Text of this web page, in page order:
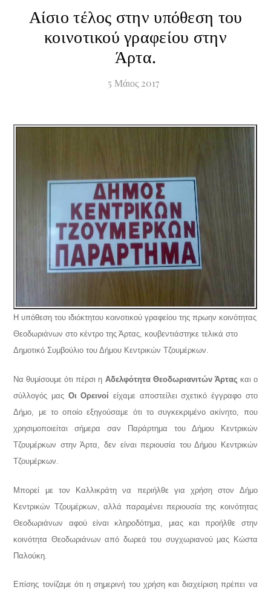
Αίσιο τέλος στην υπόθεση του
κοινοτικού γραφείου στην
Άρτα.
5 Μάιος 2017
Η υπόθεση του ιδιόκτητου κοινοτικού γραφείου της πρωην κοινότητας
Θεοδωριάνων στο κέντρο της Άρτας, κουβεντιάστηκε τελικά στο
Δημοτικό Συμβούλιο του Δήμου Κεντρικών Τζουμέρκων.
Να θυμίσουμε ότι πέρσι η Αδελφότητα Θεοδωριανιτών Άρτας και ο
σύλλογός μας Οι Ορεινοί είχαμε αποστείλει σχετικό έγγραφο στο
Δήμο, με το οποίο εξηγούσαμε ότι το συγκεκριμένο ακίνητο, που
χρησιμοποιείται σήμερα σαν Παράρτημα του Δήμου Κεντρικών
Τζουμέρκων στην Άρτα, δεν είναι περιουσία του Δήμου Κεντρικών
Τζουμέρκων.
Μπορεί με τον Καλλικράτη να περιήλθε για χρήση στον Δήμο
Κεντρικών Τζουμέρκων, αλλά παραμένει περιουσία της κοινότητας
Θεοδωριάνων αφού είναι κληροδότημα, μιας και προήλθε στην
κοινότητα Θεοδωριάνων από δωρεά του συγχωριανού μας Κώστα
Παλούκη.
Επίσης τονίζαμε ότι η σημερινή του χρήση και διαχείριση πρέπει να